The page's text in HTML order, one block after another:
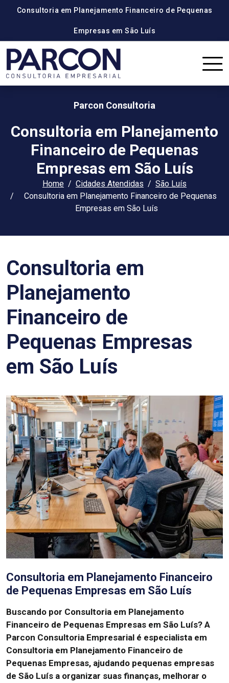
Consultoria em Planejamento Financeiro de Pequenas
Empresas em São Luís
Parcon Consultoria
Consultoria em Planejamento
Financeiro de Pequenas
Empresas em São Luís
Home Cidades Atendidas
São Luís
Consultoria em Planejamento Financeiro de Pequenas
Empresas em São Luís
Consultoria em
Planejamento
Financeiro de
Pequenas Empresas
em São Luís
Consultoria em Planejamento Financeiro
de Pequenas Empresas em São Luís
Buscando por Consultoria em Planejamento
Financeiro de Pequenas Empresas em São Luís? A
Parcon Consultoria Empresarial é especialista em
Consultoria em Planejamento Financeiro de
Pequenas Empresas, ajudando pequenas empresas
de São Luís a organizar suas finanças, melhorar o